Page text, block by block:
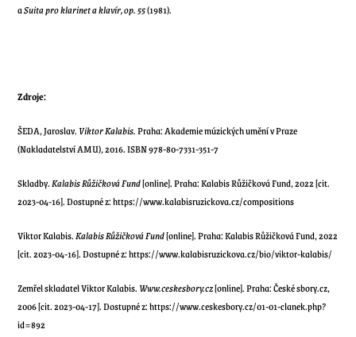
aSuita pro klarinet a klavír, op. 55(1981).
Zdroje:
ŠEDA, Jaroslav. Viktor Kalabis.Praha: Akademie múzických umění v Praze
(Nakladatelství AMU), 2016. ISBN 978-80-7331-351-7
Skladby.Kalabis Růžičková Fund[online]. Praha: Kalabis Růžičková Fund, 2022 [cit.
2023-04-16]. Dostupné z:https://www.kalabisruzickova.cz/compositions
Viktor Kalabis.Kalabis Růžičková Fund[online]. Praha: Kalabis Růžičková Fund, 2022
[cit. 2023-04-16]. Dostupné z:https://www.kalabisruzickova.cz/bio/viktor-kalabis/
Zemřel skladatel Viktor Kalabis. Www.ceskesbory.cz[online]. Praha: České sbory.cz,
2006 [cit. 2023-04-17]. Dostupné z: https://www.ceskesbory.cz/01-01-clanek.php?
id=892